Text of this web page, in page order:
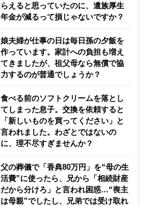
らえると思っていたのに、遺族厚生
年金が減るって損じゃないですか？
娘夫婦が仕事の日は毎日孫の夕飯を
作っています。家計への負担も増え
てきましたが、祖父母なら無償で協
力するのが普通でしょうか？
食べる前のソフトクリームを落とし
てしまった息子。交換を依頼すると
「新しいものを買ってください」と
言われました。わざとではないの
に、理不尽すぎませんか？
父の葬儀で「香典80万円」を“母の生
活費”に使ったら、兄から「相続財産
だから分けろ」と言われ困惑…“喪主
は母親”でしたし、兄弟では受け取れ